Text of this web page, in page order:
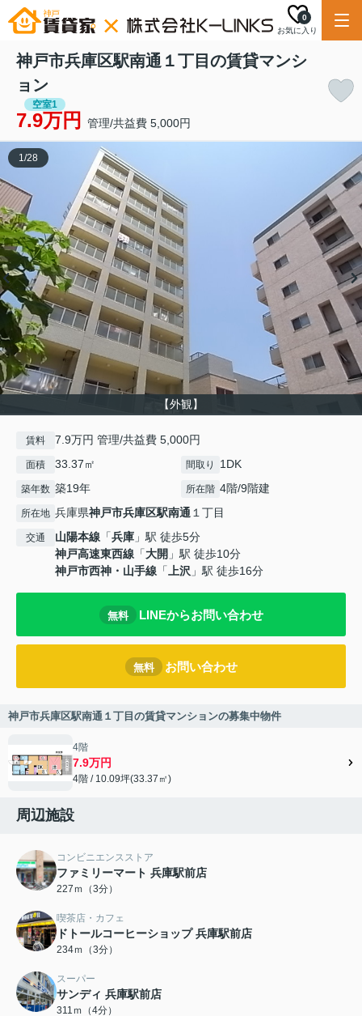
お気に入り
0
神戸市兵庫区駅南通１丁目の賃貸マンシ
ョン
空室1
7.9万円 管理/共益費 5,000円
【外観】
1/28
賃料 7.9万円 管理/共益費 5,000円
面積 33.37㎡ 間取り 1DK
築年数 築19年 所在階 4階/9階建
所在地 兵庫県神戸市兵庫区駅南通１丁目
交通 山陽本線 「兵庫 」駅 徒歩5分
神戸高速東西線 「大開 」駅 徒歩10分
神戸市西神・山手線 「上沢 」駅 徒歩16分
無料 LINEからお問い合わせ
無料 お問い合わせ
神戸市兵庫区駅南通１丁目の賃貸マンションの募集中物件
4階
7.9万円
4階 / 10.09坪(33.37㎡)
周辺施設
コンビニエンスストア
ファミリーマート 兵庫駅前店
227ｍ（3分）
喫茶店・カフェ
ドトールコーヒーショップ 兵庫駅前店
234ｍ（3分）
スーパー
サンディ 兵庫駅前店
311ｍ（4分）